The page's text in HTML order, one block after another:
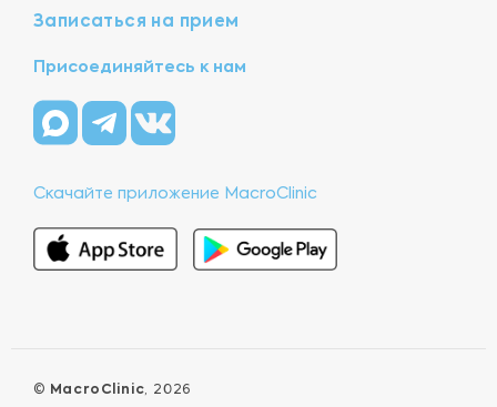
Записаться на прием
Присоединяйтесь к нам
Скачайте приложение MacroClinic
© MacroClinic, 2026